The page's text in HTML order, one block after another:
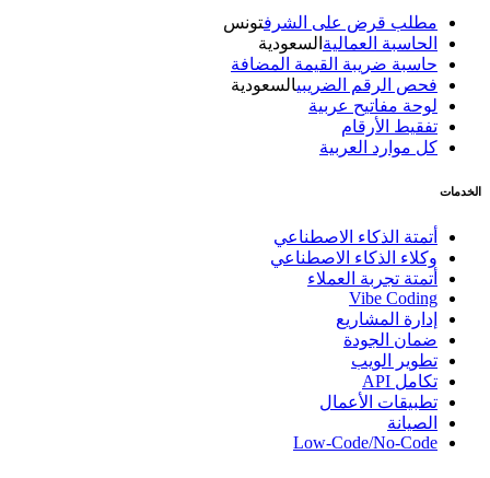
مطلب قرض على الشرف تونس
الحاسبة العماليةالسعودية
حاسبة ضريبة القيمة المضافة
فحص الرقم الضريبيالسعودية
لوحة مفاتيح عربية
تفقيط الأرقام
كل موارد العربية
الخدمات
أتمتة الذكاء الاصطناعي
وكلاء الذكاء الاصطناعي
أتمتة تجربة العملاء
Vibe Coding
إدارة المشاريع
ضمان الجودة
تطوير الويب
تكامل API
تطبيقات الأعمال
الصيانة
Low-Code/No-Code